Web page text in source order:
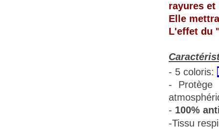
rayures
Elle
L'effet du
- 5 coloris:
-
- 100%
-Tissu